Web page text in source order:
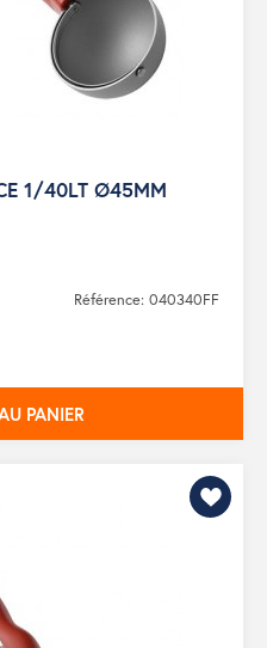
1/40LT Ø45MM
Référence: 040340FF
PANIER